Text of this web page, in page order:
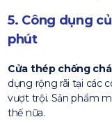
5. Công dụng
phút
Cửa thép chống
dụng rộng rãi tại các
vượt trội. Sản phẩm
thế nữa.